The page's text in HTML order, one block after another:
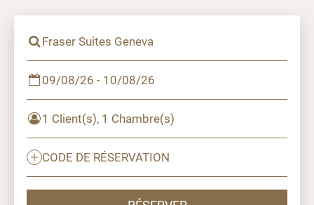
Fraser Suites Geneva
09/08/26 - 10/08/26
1 Client(s), 1 Chambre(s)
CODE DE RÉSERVATION